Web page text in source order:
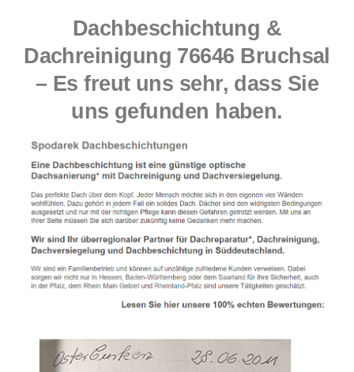
Dachbeschichtung &
Dachreinigung 76646 Bruchsal
– Es freut uns sehr, dass Sie
uns gefunden haben.